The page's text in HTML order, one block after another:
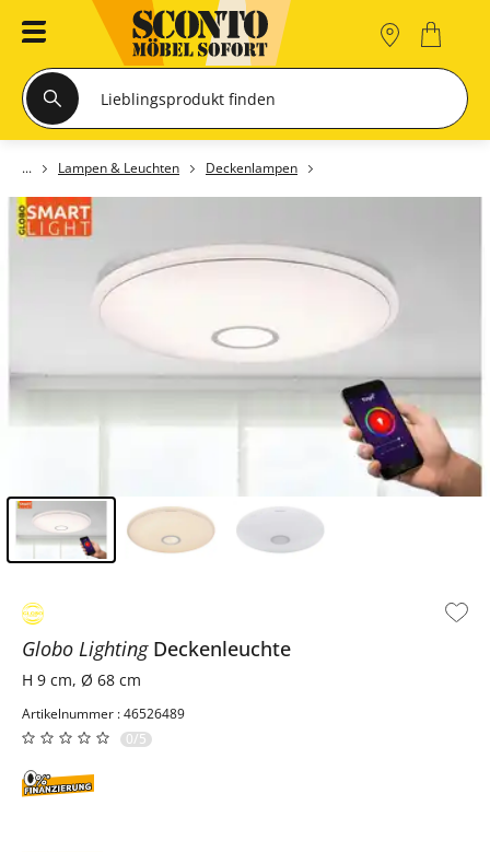
Lampen & Leuchten Deckenlampen
Globo Lighting Deckenleuchte
H 9 cm, Ø 68 cm
Artikelnummer : 46526489
0/5